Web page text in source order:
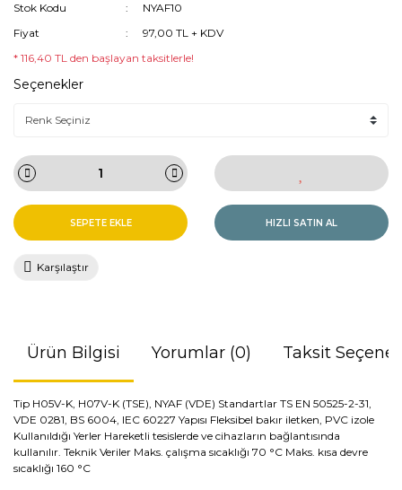
Stok Kodu
NYAF10
Fiyat
97,00 TL + KDV
* 116,40 TL den başlayan taksitlerle!
Seçenekler
SEPETE EKLE HIZLI SATIN AL
Karşılaştır
Ürün Bilgisi Yorumlar (0) Taksit
Tip H05V-K, H07V-K (TSE), NYAF (VDE) Standartlar TS EN 50525-2-31,
VDE 0281, BS 6004, IEC 60227 Yapısı Fleksibel bakır iletken, PVC izole
Kullanıldığı Yerler Hareketli tesislerde ve cihazların bağlantısında
kullanılır. Teknik Veriler Maks. çalışma sıcaklığı 70 °C Maks. kısa devre
sıcaklığı 160 °C